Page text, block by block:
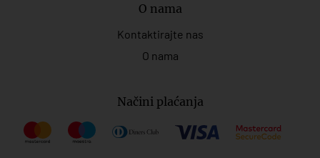
O nama
Kontaktirajte nas
O nama
Načini plaćanja